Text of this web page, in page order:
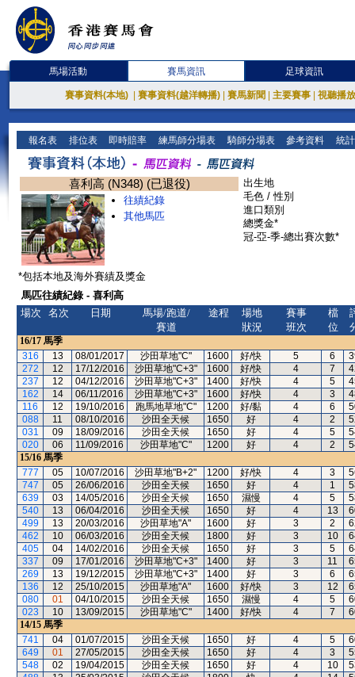
馬場活動 賽馬資訊 足球資訊
賽事資料(本地) 賽事資料(越洋轉播) 賽馬新聞 主要賽事 視聽播
報名表 排位表 即時賠率 練馬師分場表 騎師分場表 參考資料 統
喜利高 (N348) (已退役)
往績紀錄
其他馬匹
出生地
毛色 / 性別
進口類別
總獎金*
冠-亞-季-總出賽次數*
*包括本地及海外賽績及獎金
馬匹往績紀錄 - 喜利高
場次
名次 日期
馬場/跑道/
賽道
途程
場地
狀況
賽事
班次
檔
位
16/17 馬季
316
13 08/01/2017 沙田草地"C" 1600 好/快 5 6
272
12 17/12/2016 沙田草地"C+3" 1600 好/快 4 7
237
12 04/12/2016 沙田草地"C+3" 1400 好/快 4 5
162
14 06/11/2016 沙田草地"C+3" 1600 好/快 4 3
116
12 19/10/2016 跑馬地草地"C" 1200 好/黏 4 6
088
11 08/10/2016 沙田全天候 1650 好 4 2
031
09 18/09/2016 沙田全天候 1650 好 4 5
020
06 11/09/2016 沙田草地"C" 1200 好 4 2
15/16 馬季
777
05 10/07/2016 沙田草地"B+2" 1200 好/快 4 3
747
05 26/06/2016 沙田全天候 1650 好 4 1
639
03 14/05/2016 沙田全天候 1650 濕慢 4 5
540
13 06/04/2016 沙田全天候 1650 好 4 13
499
13 20/03/2016 沙田草地"A" 1600 好 3 2
462
10 06/03/2016 沙田全天候 1800 好 3 10
405
04 14/02/2016 沙田全天候 1650 好 3 5
337
09 17/01/2016 沙田草地"C+3" 1400 好 3 11
269
13 19/12/2015 沙田草地"C+3" 1400 好 3 6
136
12 25/10/2015 沙田草地"A" 1600 好/快 3 12
080
01 04/10/2015 沙田全天候 1650 濕慢 4 5
023
10 13/09/2015 沙田草地"C" 1400 好/快 4 7
14/15 馬季
741
04 01/07/2015 沙田全天候 1650 好 4 5
649
01 27/05/2015 沙田全天候 1650 好 4 3
548
02 19/04/2015 沙田全天候 1650 好 4 10